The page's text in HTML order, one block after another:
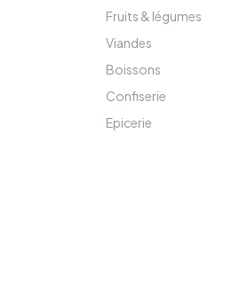
Fruits & légumes
Viandes
Boissons
Confiserie
Epicerie